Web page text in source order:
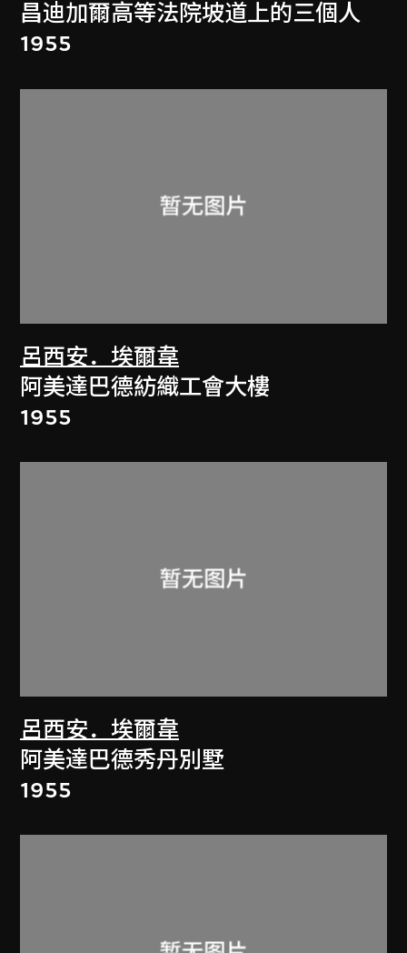
昌迪加爾高等法院坡道上的三個人
1955
呂西安．埃爾韋
阿美達巴德紡織工會大樓
1955
呂西安．埃爾韋
阿美達巴德秀丹別墅
1955